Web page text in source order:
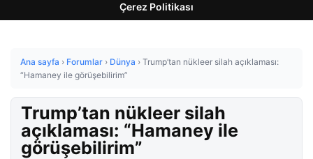
Çerez Politikası
Ana sayfa › Forumlar › Dünya › Trump’tan nükleer silah açıklaması:
“Hamaney ile görüşebilirim”
Trump’tan nükleer silah
açıklaması: “Hamaney ile
görüşebilirim”